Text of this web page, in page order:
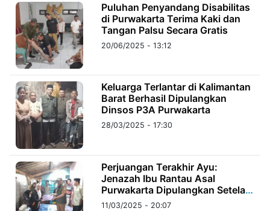
Puluhan Penyandang Disabilitas
di Purwakarta Terima Kaki dan
Tangan Palsu Secara Gratis
20/06/2025 - 13:12
Keluarga Terlantar di Kalimantan
Barat Berhasil Dipulangkan
Dinsos P3A Purwakarta
28/03/2025 - 17:30
Perjuangan Terakhir Ayu:
Jenazah Ibu Rantau Asal
Purwakarta Dipulangkan Setelah
3 Tahun di Bangka Belitung
11/03/2025 - 20:07